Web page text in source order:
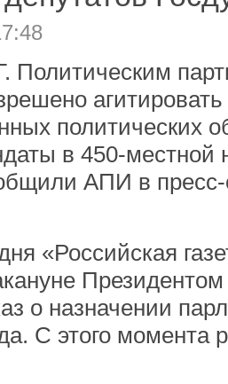
агитировать
политических
в 450-местной
АПИ в пресс-
«Российская
о назначении
С этого момента